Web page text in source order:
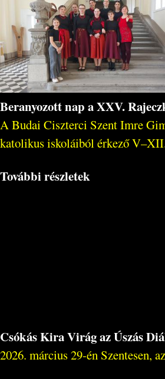
Beranyozott nap a XXV.
A Budai Ciszterci Szent Imre
katolikus iskoláiból érkező
További részletek
Csókás Kira Virág az Úszás
2026. március 29-én Szentesen,